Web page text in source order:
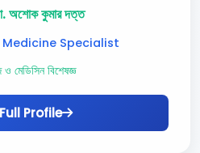
অশোক কুমার দত্ত
Specialist
ও মেডিসিন বিশেষজ্ঞ
Profile